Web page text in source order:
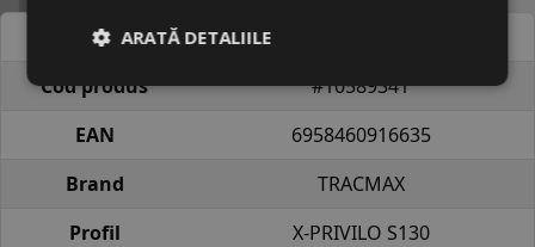
Atribut
Cod produs
#10589341
EAN
6958460916635
Brand
TRACMAX
Profil
X-PRIVILO S130
ARATĂ DETALIILE